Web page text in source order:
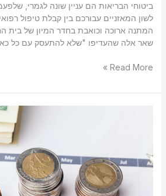
ביטוחי הבריאות הם עניין שונה לגמרי,
לשון המאזניים עבורכם בין קבלת טיפול
המתנה ארוכה וכואבת בחדר המיון של בית
שאר אלה שהעדיפו "שלא להתעסק עם כל
Read More »
להיעזר